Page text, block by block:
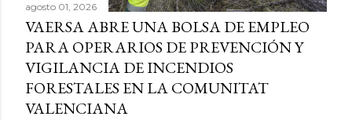
agosto 01, 2026
VAERSA ABRE UNA BOLSA DE EMPLEO
PARA OPERARIOS DE PREVENCIÓN Y
VIGILANCIA DE INCENDIOS
FORESTALES EN LA COMUNITAT
VALENCIANA